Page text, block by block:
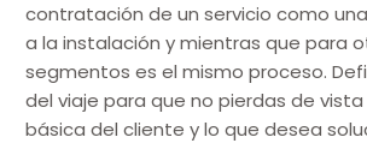
contratación de un servicio como
a la instalación y mientras que para
segmentos es el mismo proceso.
del viaje para que no pierdas de
básica del cliente y lo que desea